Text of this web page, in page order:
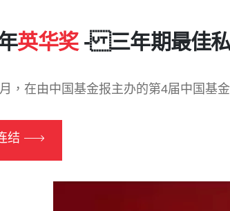
英华奖- 三年期最佳私
，在由中国基金报主办的第4届中国基
结